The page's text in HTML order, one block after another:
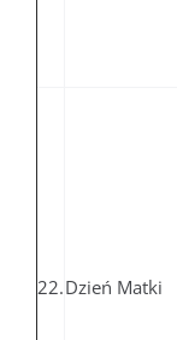
22.Dzień Matki